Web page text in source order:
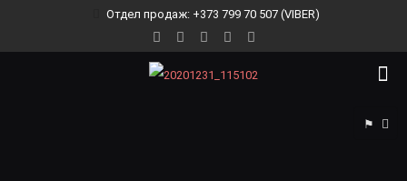
Отдел продаж: +373 799 70 507 (VIBER)
⚑